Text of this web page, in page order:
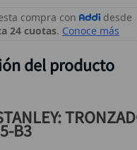
del producto
B3